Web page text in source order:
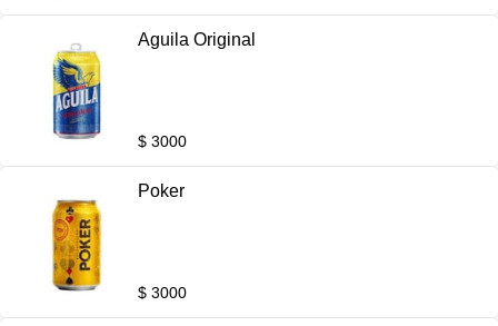
Aguila Original
$ 3000
Poker
$ 3000